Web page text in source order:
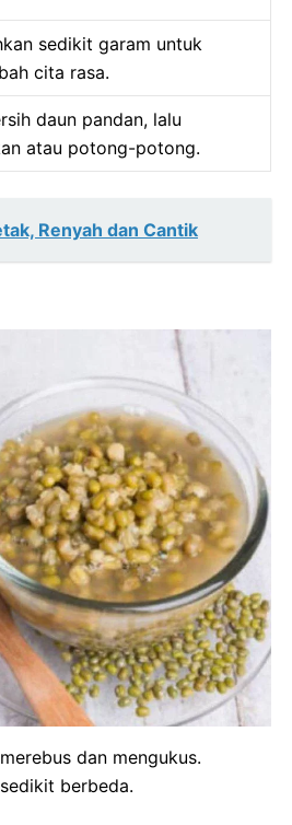
sedikit garam untuk
cita rasa.
daun pandan, lalu
atau potong-potong.
Renyah dan Cantik
dan mengukus.
berbeda.